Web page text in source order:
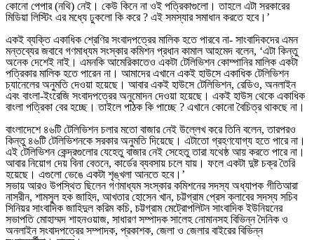
কোনো পেপার (নথি) নেই। কেউ কিনে না ওই পত্রিকাগুলো। তাহলে এটা সরকারের
মিডিয়া লিস্টিং এর মধ্যে ঢুকলো কি করে ? এই সমস্যার সমাধান করতে হবে।’
একই ব্যক্তি একাধিক শ্রেণির সংবাদপত্রের মালিক হতে পারবে না- সাংবাদিকদের এমন
মন্তব্যের জবাবে গণমাধ্যম সংস্কার কমিশন প্রধান কামাল আহমেদ বলেন, ‘এটা কিন্তু
অনেক দেশেই নাই। এমনকি আমেরিকাতেও একটা টেলিভিশন কোম্পানির মালিক একটা
পত্রিকার মালিক হতে পারেন না। আমাদের এখানে একই হাউসে একাধিক টেলিভিশন
চ্যানেলের অনুমতি দেওয়া হয়েছে। আবার একই হাউসে টেলিভিশন, রেডিও, অনলাইন
এবং বাংলা-ইংরেজি সংবাদপত্রের অনুমোদন দেওয়া হয়েছে। একই হাউস থেকে একাধিক
বাংলা পত্রিকা বের হচ্ছে। তাইলে পাঠক কি পাচ্ছে ? এখানে কোনো বৈচিত্র থাকছে না।
বাংলাদেশে ৪৬টি টেলিভিশন চলার মতো বাজার নেই উল্লেখ করে তিনি বলেন, তারপরও
কিন্তু ৪৬টি টেলিভিশনকে সরকার অনুমতি দিয়েছে। এটাতো গ্রহণযোগ্য হতে পারে না।
এই টেলিভিশন কেন্দ্রগুলোর যেহেতু বাজার নেই সেহেতু তারা যথেষ্ঠ আয় করতে পারে না।
আবার নিয়োগ দেয় বিনা বেতনে, কার্ডের ব্যবসায় চলে যায়। ফলে একটা দুষ্ট চক্র তৈরি
হয়েছে। এগুলো ভেঙে একটা শৃঙ্খলা আনতে হবে।’
সভায় আরও উপস্থিত ছিলেন গণমাধ্যম সংস্কার কমিশনের সদস্য অধ্যাপক গীতিআরা
নাসরীন, শামসুল হক জাহিদ, আখতার হোসেন খান, চট্টগ্রাম প্রেস ক্লাবের সদস্য সচিব
সিনিয়র সাংবাদিক জাহিদুল করিম কচি, চট্টগ্রাম মেট্রোপলিটন সাংবাদিক ইউনিয়নের
সভাপতি মোহাম্মদ শাহনওয়াজ, সাধারণ সম্পাদক সালেহ নোমানসহ বিভিন্ন দৈনিক ও
অনলাইন সংবাদপত্রের সম্পাদক, প্রকাশক, জেলা ও জেলার বাইরের বিভিন্ন